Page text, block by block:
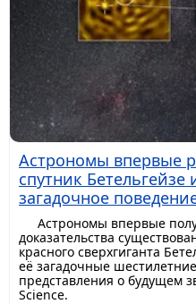
Астрономы впервые
спутник
загадочное
Астрономы впервые
доказательства
красного сверхгиганта
её загадочные
представления о будущем
Science.